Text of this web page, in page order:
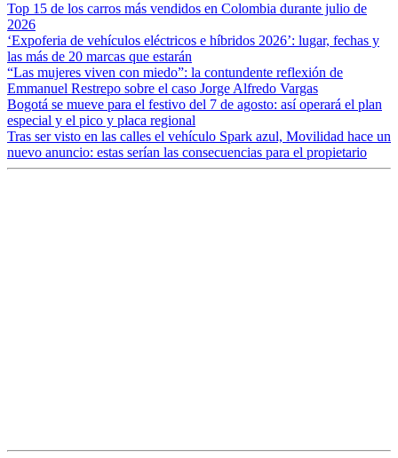
Top 15 de los carros más vendidos en Colombia durante julio de
2026
‘Expoferia de vehículos eléctricos e híbridos 2026’: lugar, fechas y
las más de 20 marcas que estarán
“Las mujeres viven con miedo”: la contundente reflexión de
Emmanuel Restrepo sobre el caso Jorge Alfredo Vargas
Bogotá se mueve para el festivo del 7 de agosto: así operará el plan
especial y el pico y placa regional
Tras ser visto en las calles el vehículo Spark azul, Movilidad hace un
nuevo anuncio: estas serían las consecuencias para el propietario